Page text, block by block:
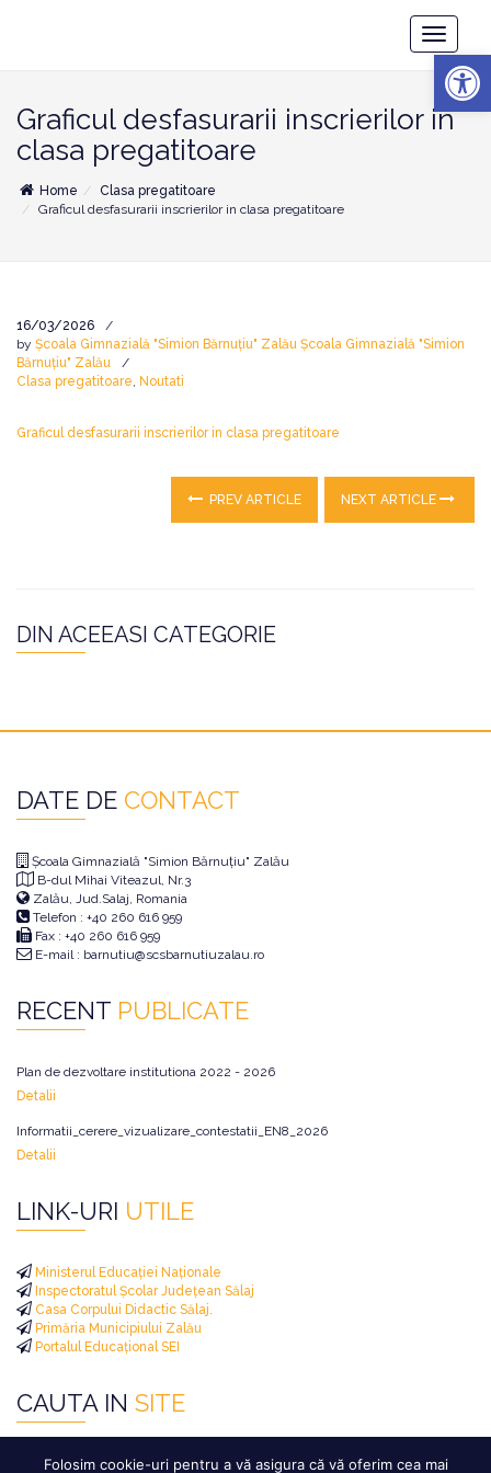
Toggle
Graficul desfasurarii inscrierilor in
clasa pregatitoare
Home
Clasa pregatitoare
Graficul desfasurarii inscrierilor in clasa pregatitoare
16/03/2026
by Școala Gimnazială "Simion Bărnuțiu" Zalău Școala Gimnazială "Simion
Bărnuțiu" Zalău
Clasa pregatitoare, Noutati
Graficul desfasurarii inscrierilor in clasa pregatitoare
PREV ARTICLE NEXT ARTICLE
DIN ACEEASI CATEGORIE
DATE DE CONTACT
Școala Gimnazială "Simion Bărnuțiu" Zalău
B-dul Mihai Viteazul, Nr.3
Zalău, Jud.Salaj, Romania
Telefon : +40 260 616 959
Fax : +40 260 616 959
E-mail : barnutiu@scsbarnutiuzalau.ro
RECENT PUBLICATE
Plan de dezvoltare institutiona 2022 - 2026
Detalii
Informatii_cerere_vizualizare_contestatii_EN8_2026
Detalii
LINK-URI UTILE
Ministerul Educației Naționale
Inspectoratul Școlar Județean Sălaj
Casa Corpului Didactic Sălaj.
Primăria Municipiului Zalău
Portalul Educațional SEI
CAUTA IN SITE
CautăFolosim cookie-uri pentru a vă asigura că vă oferim cea mai